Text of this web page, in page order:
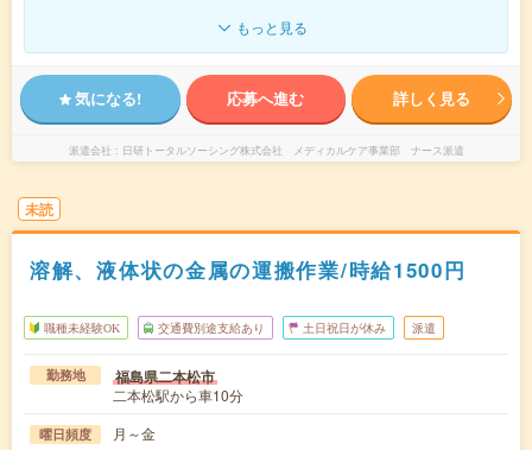
もっと見る
気になる! 応募へ進む 詳しく見る
派遣会社 日研トータルソーシング株式会社 メディカルケア事業部 ナース派遣
未読
溶解、液体状の金属の運搬作業/時給1500円
職種未経験OK 交通費別途支給あり 土日祝日が休み 派遣
勤務地 福島県二本松市
二本松駅から車10分
曜日頻度 月～金